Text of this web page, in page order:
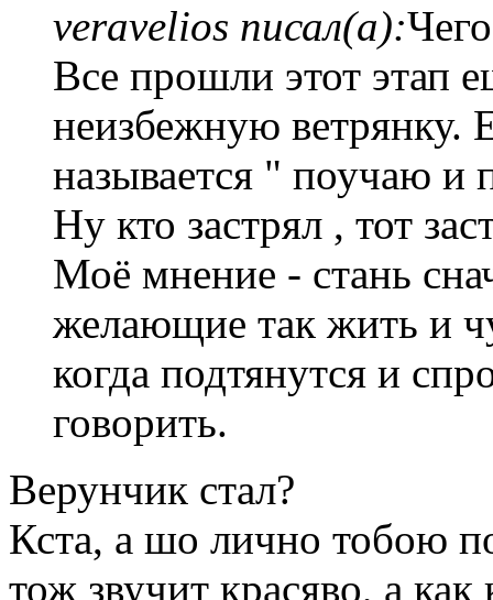
veravelios писал(а):
Все прошли этот этап
неизбежную ветрянку.
называется " поучаю и
Ну кто застрял , тот
Моё мнение - стань
желающие так жить и
когда подтянутся и
говорить.
Верунчик стал?
Кста, а шо лично тобою
тож звучит красяво, а